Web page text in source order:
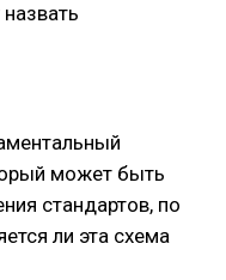
может быть
стандартов, по
ли эта схема